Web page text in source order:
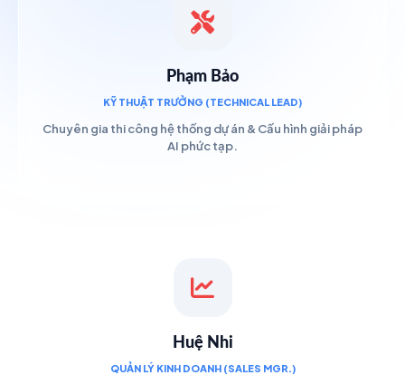
Phạm Bảo
KỸ THUẬT TRƯỞNG (TECHNICAL LEAD)
Chuyên gia thi công hệ thống dự án & Cấu hình giải pháp
AI phức tạp.
Huệ Nhi
QUẢN LÝ KINH DOANH (SALES MGR.)